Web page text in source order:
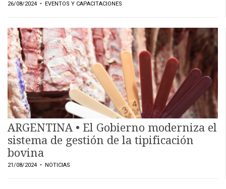
26/08/2024 • EVENTOS Y CAPACITACIONES
ARGENTINA • El Gobierno moderniza el
sistema de gestión de la tipificación
bovina
21/08/2024 • NOTICIAS